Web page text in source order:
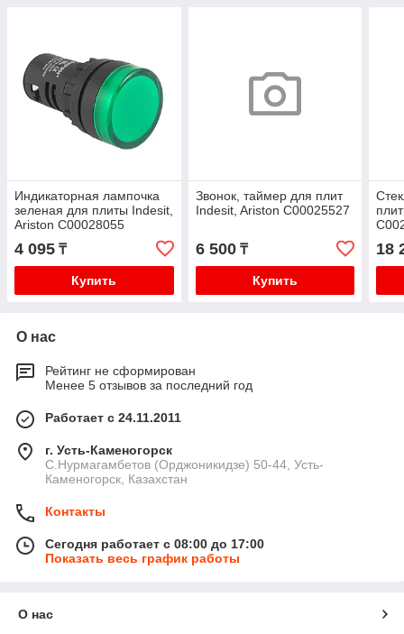
Индикаторная лампочка
зеленая для плиты Indesit,
Ariston C00028055
4 095 ₸
Купить
Звонок, таймер для плит
Indesit, Ariston C00025527
6 500₸
Купить
18
О нас
Рейтинг не сформирован
Менее 5 отзывов за последний год
Работает с 24.11.2011
г. Усть-Каменогорск
С.Нурмагамбетов (Орджоникидзе) 50-44, Усть-
Каменогорск, Казахстан
Контакты
Сегодня работает с 08:00 до 17:00
Показать весь график работы
О нас